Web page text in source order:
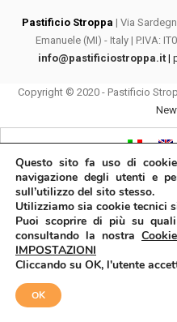
Pastificio Stroppa | Via
Emanuele (MI) - Italy | P.IVA:
info@pastificiostroppa.it|
Copyright © 2020 - Pastificio
Questo sito fa uso di
navigazione degli utenti e
sull’utilizzo del sito stesso.
Utilizziamo sia cookie tecnici
Puoi scoprire di più su
consultando la nostra
IMPOSTAZIONI
Cliccando su OK, l'utente
OK